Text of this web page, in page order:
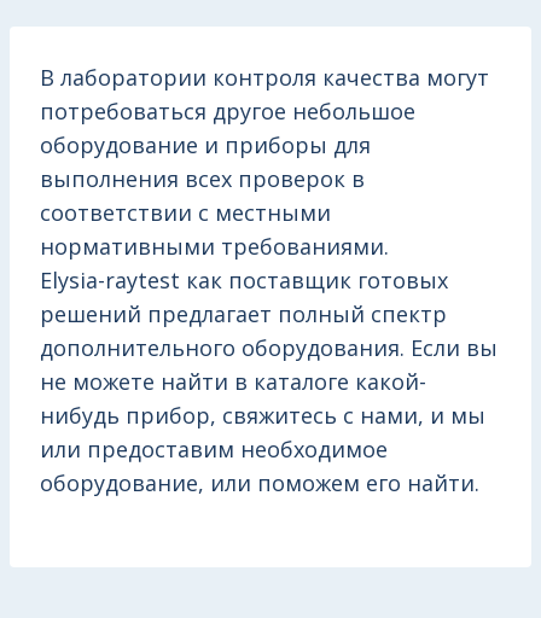
В лаборатории контроля качества могут
потребоваться другое небольшое
оборудование и приборы для
выполнения всех проверок в
соответствии с местными
нормативными требованиями.
Elysia-raytest как поставщик готовых
решений предлагает полный спектр
дополнительного оборудования. Если вы
не можете найти в каталоге какой-
нибудь прибор, свяжитесь с нами, и мы
или предоставим необходимое
оборудование, или поможем его найти.